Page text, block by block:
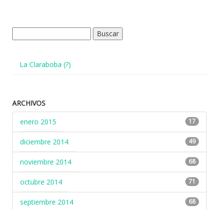
La Claraboba (?)
ARCHIVOS
enero 2015
17
diciembre 2014 49
noviembre 2014 68
octubre 2014 71
septiembre 2014 68